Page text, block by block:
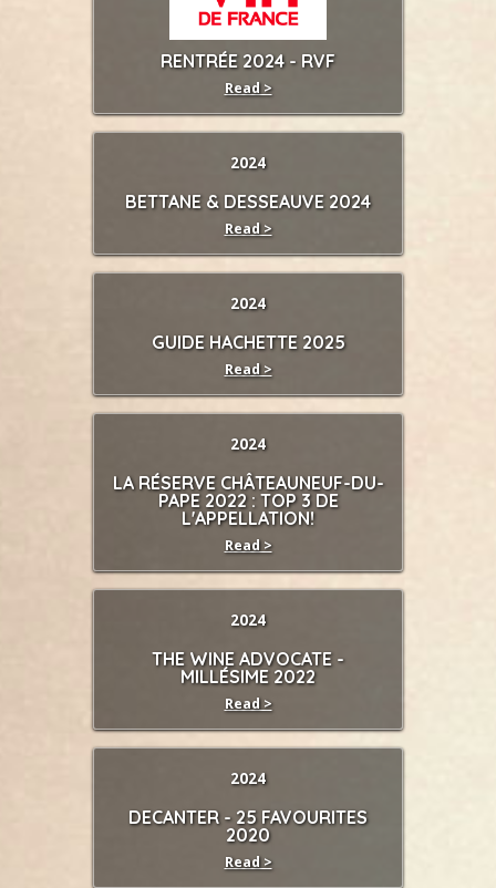
RENTRÉE 2024 - RVF
Read >
2024
BETTANE & DESSEAUVE 2024
Read >
2024
GUIDE HACHETTE 2025
Read >
2024
LA RÉSERVE CHÂTEAUNEUF-DU-
PAPE 2022 : TOP 3 DE
L'APPELLATION!
Read >
2024
THE WINE ADVOCATE -
MILLÉSIME 2022
Read >
2024
DECANTER - 25 FAVOURITES
2020
Read >